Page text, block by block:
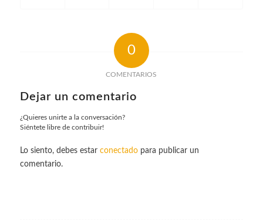
0
COMENTARIOS
Dejar un comentario
¿Quieres unirte a la conversación?
Siéntete libre de contribuir!
Lo siento, debes estar conectadopara publicar un
comentario.